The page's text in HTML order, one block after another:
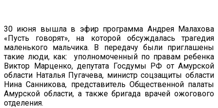
30 июня вышла в эфир программа Андрея Малахова
«Пусть говорят», на которой обсуждалась трагедия
маленького мальчика. В передачу были приглашены
такие люди, как: уполномоченный по правам ребенка
Виктор Марценко, депутата Госдумы РФ от Амурской
области Наталья Пугачева, министр соцзащиты области
Нина Санникова, представитель Общественной палаты
Амурской области, а также бригада врачей ожогового
отделения.